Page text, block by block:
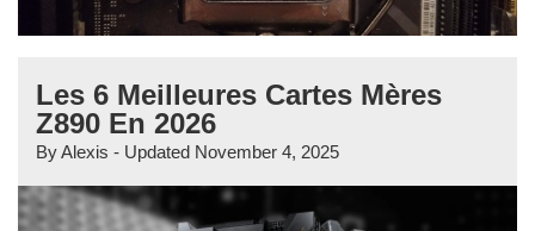
Les 6 Meilleures Cartes Mères
Z890 En 2026
ByAlexis - Updated November 4, 2025